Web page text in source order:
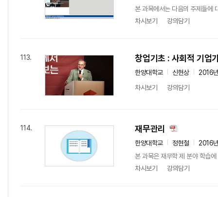
본 과목에서는 다음의 주제들
차시보기
강의담기
113. 창업기초 : 사회적 기업
한양대학교 신현상
2016
차시보기
강의담기
114. 재무관리
한양대학교 정현철
2016
본 과목은 재무학 제 분야 학습
차시보기
강의담기